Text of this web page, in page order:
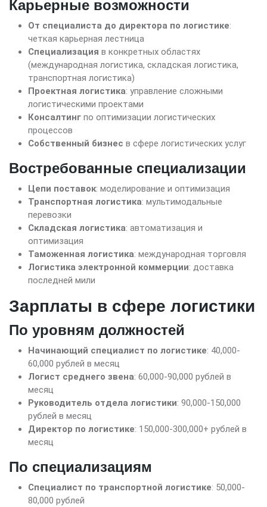
Карьерные возможности
От специалиста до директора по логистике:
четкая карьерная лестница
Специализация в конкретных областях
(международная логистика, складская логистика,
транспортная логистика)
Проектная логистика: управление сложными
логистическими проектами
Консалтинг по оптимизации логистических
процессов
Собственный бизнес в сфере логистических услуг
Востребованные специализации
Цепи поставок: моделирование и оптимизация
Транспортная логистика: мультимодальные
перевозки
Складская логистика: автоматизация и
оптимизация
Таможенная логистика: международная торговля
Логистика электронной коммерции: доставка
последней мили
Зарплаты в сфере логистики
По уровням должностей
Начинающий специалист по логистике: 40,000-
60,000 рублей в месяц
Логист среднего звена: 60,000-90,000 рублей в
месяц
Руководитель отдела логистики: 90,000-150,000
рублей в месяц
Директор по логистике: 150,000-300,000+ рублей в
месяц
По специализациям
Специалист по транспортной логистике: 50,000-
80,000 рублей